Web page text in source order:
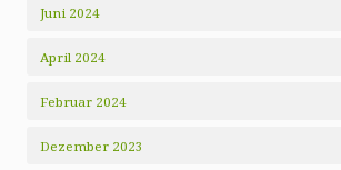
Juni 2024
April 2024
Februar 2024
Dezember 2023